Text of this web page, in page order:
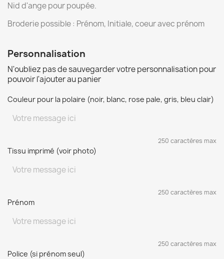
Nid d'ange pour poupée.
Broderie possible : Prénom, Initiale, coeur avec prénom
Personnalisation
N'oubliez pas de sauvegarder votre personnalisation pour
pouvoir l'ajouter au panier
Couleur pour la polaire (noir, blanc, rose pale, gris, bleu clair)
250 caractères max
Tissu imprimé (voir photo)
250 caractères max
Prénom
250 caractères max
Police (si prénom seul)